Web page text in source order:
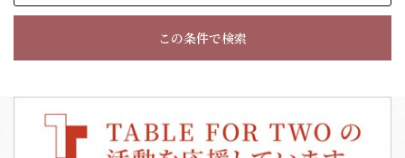
この条件で検索